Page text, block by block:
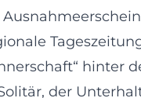
hinter
der